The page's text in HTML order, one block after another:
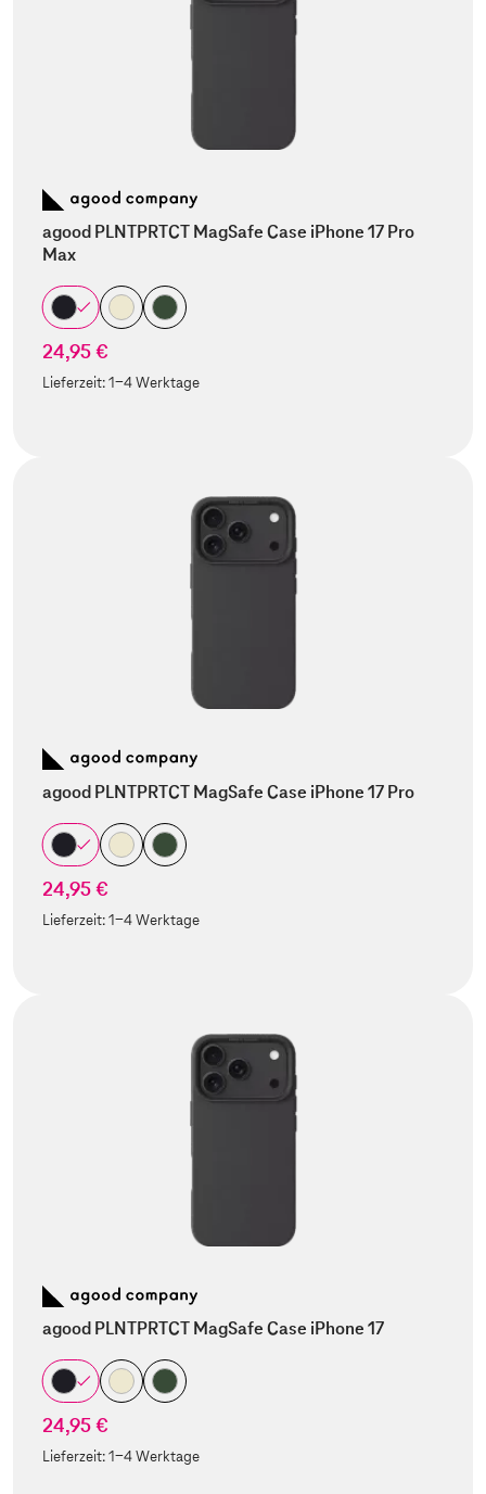
agood PLNTPRTCT MagSafe Case iPhone 17 Pro
Max
24,95 €
Lieferzeit:1-4 Werktage
agood PLNTPRTCT MagSafe Case iPhone 17 Pro
24,95 €
Lieferzeit:1-4 Werktage
agood PLNTPRTCT MagSafe Case iPhone 17
24,95 €
Lieferzeit:1-4 Werktage